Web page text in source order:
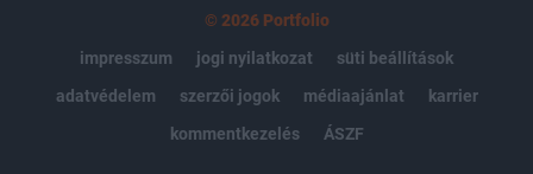
© 2026 Portfolio
impresszum
jogi nyilatkozat
süti beállítások
adatvédelem
szerzői jogok médiaajánlat
karrier
kommentkezelés
ÁSZF